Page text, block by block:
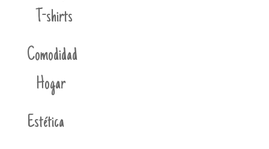
T-shirts
Comodidad
Hogar
Estética